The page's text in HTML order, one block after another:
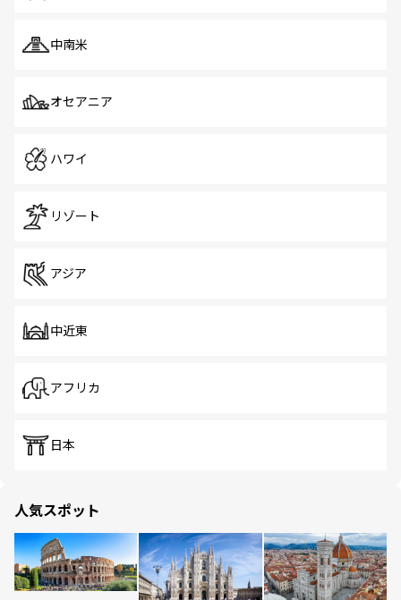
中南米
オセアニア
ハワイ
リゾート
アジア
中近東
アフリカ
日本
人気スポット